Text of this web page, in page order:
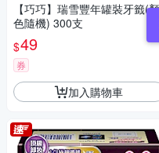
【巧巧】瑞雪豐年罐裝牙籤(顏
色隨機) 300支
$49
券
加入購物車